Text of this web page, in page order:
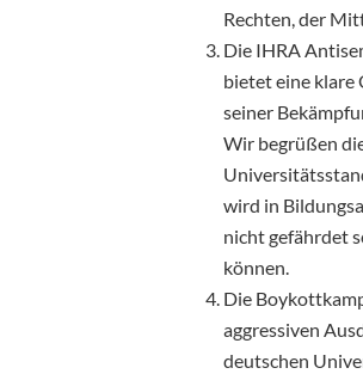
Rechten, der
Die IHRA
bietet eine klare
seiner
Wir begrüßen
wird in
nicht gefährdet
können.
Die
aggressiven
deutschen